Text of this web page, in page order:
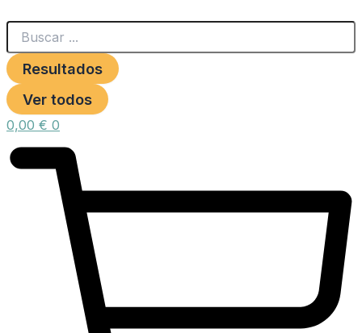
Resultados
Ver todos
0,00 € 0